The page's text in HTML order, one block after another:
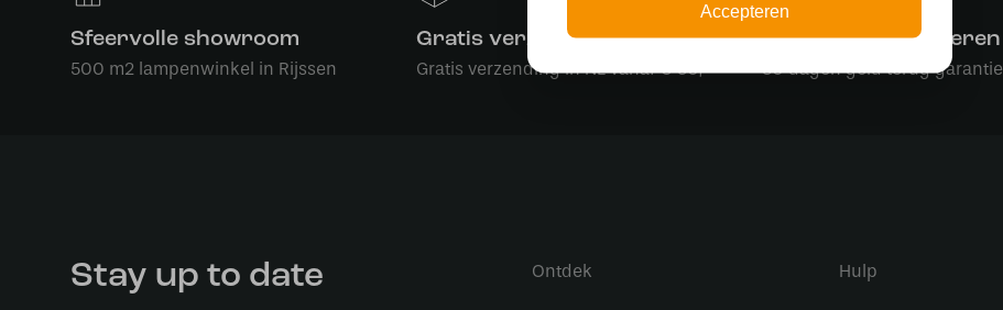
Sfeervolle showroom
500 m2 lampenwinkel in Rijssen
Gratis verzending
Gratis verzending in NL vanaf € 50,-
Makkelijk retourneren
30 dagen geld terug garantie
Stay up to date Ontdek Hulp
Accepteren